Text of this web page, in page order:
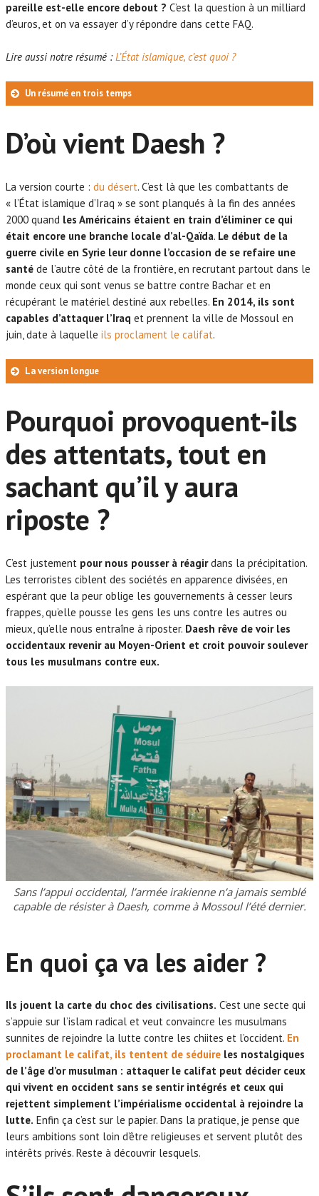
pareille est-elle encore debout ? C’est la question à un milliard
d’euros, et on va essayer d’y répondre dans cette FAQ.
Lire aussi notre résumé :L’État islamique, c’est quoi ?
Un résumé en trois temps
m’expliquait la logique mathématique comme ça : l’ami de ton
ami est ton ami, l’ami de ton ennemi est ton ennemi, l’ennemi
de ton ennemi est ton ami ( + et + = +, + et – = -, – et – = +, si
Mais cette logique ne s’applique pas en Syrie et en Irak, où
personne ne fait confiance à personne.
Deux, car les forces actuellement engagées contre Daesh sont
insuffisantes.Les frappes aériennes ne permettent pas de
vaincre les djihadistes qui s’adaptent en se cachant dans la
population ou en agissant la nuit par petits groupes. Il
faudrait qu’elles soient accompagnées d’une véritable
offensive terrestre. Mais personne n’est actuellement capable
de la mener.
Trois, car une victoire militaire contre l’Etat islamique ne suffit
pas à régler le problème du terrorisme ou du Moyen-Orient.
de ses membres. La bataille doit aussi se mener tant dans les
têtes que sur le terrain. Mais une fois Daesh vaincu,
qui pourra prendre sa place et ramener la paix dans la région
D’où vient Daesh ?
La version courte : du désert. C’est là que les combattants de
« l’État islamique d’Iraq » se sont planqués à la fin des années
2000 quand les Américains étaient en train d’éliminer ce qui
était encore une branche locale d’al-Qaïda. Le début de la
guerre civile en Syrie leur donne l’occasion de se refaire une
santé de l’autre côté de la frontière, en recrutant partout dans le
monde ceux qui sont venus se battre contre Bachar et en
récupérant le matériel destiné aux rebelles. En 2014, ils sont
capables d’attaquer l’Iraq et prennent la ville de Mossoul en
juin, date à laquelle ils proclament le califat.
La version longue
renverser Saddam Hussein
L’avantage de Saddam, c’est son nationalisme arabe laïque qui
arrivait, par la force certes, à maintenir une certaine cohésion en
Iraq
En 2003, tout a été balayé à grands coups de rangers.
Les Américains se basent sur la majorité chiite pour reconstruire
un gouvernement et une armée.
étaient quasiment éliminés d’Iraq.
qu’en 2011, les printemps arabes et le retrait des occidentaux de
la région changent encore la donne.
Face à Bachar el-Assad et à l’indifférence de la communauté
internationale, les djihadistes se présentent comme les sauveurs
des sunnites.
des occidentaux et maltraitée par le gouvernement chiite au
Pourquoi provoquent-ils
des attentats, tout en
sachant qu’il y aura
riposte ?
C’est justement pour nous pousser à réagirdans la précipitation.
Les terroristes ciblent des sociétés en apparence divisées, en
espérant que la peur oblige les gouvernements à cesser leurs
frappes, qu’elle pousse les gens les uns contre les autres ou
mieux, qu’elle nous entraîne à riposter. Daesh rêve de voir les
occidentaux revenir au Moyen-Orient et croit pouvoir soulever
tous les musulmans contre eux.
Sans l’appui occidental, l’armée irakienne n’a jamais semblé
capable de résister à Daesh, comme à Mossoul l’été dernier.
En quoi ça va les aider ?
Ils jouent la carte du choc des civilisations. C’est une secte qui
s’appuie sur l’islam radical et veut convaincre les musulmans
sunnites de rejoindre la lutte contre les chiites et l’occident. En
proclamant le califat, ils tentent de séduire les nostalgiques
de l’âge d’or musulman : attaquer le califat peut décider ceux
qui vivent en occident sans se sentir intégrés et ceux qui
rejettent simplement l’impérialisme occidental à rejoindre la
lutte. Enfin ça c’est sur le papier. Dans la pratique, je pense que
leurs ambitions sont loin d’être religieuses et servent plutôt des
intérêts privés. Reste à découvrir lesquels.